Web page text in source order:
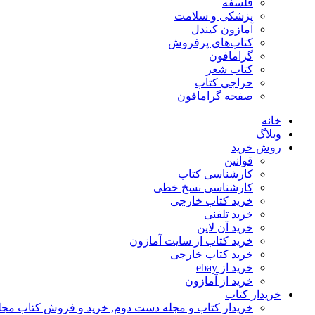
فلسفه
پزشکی و سلامت
آمازون کیندل
کتاب‌های پرفروش
گرامافون
کتاب شعر
حراجی کتاب
صفحه گرامافون
خانه
وبلاگ
روش خرید
قوانین
کارشناسی کتاب
کارشناسی نسخ خطی
خرید کتاب خارجی
خرید تلفنی
خرید آن لاین
خرید کتاب از سایت آمازون
خرید کتاب خارجی
خرید از ebay
خرید از آمازون
خریدار کتاب
خریدار کتاب و مجله دست دوم, خرید و فروش کتاب